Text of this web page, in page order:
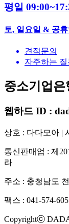
평일
토, 일요일 & 공
견적문의
자주하는 질
중소기업은
웹하드 ID :
상호 : 다다모아 |
통신판매업 : 제
라
주소 : 충청남도
팩스 : 041-574-
Copyrightⓒ